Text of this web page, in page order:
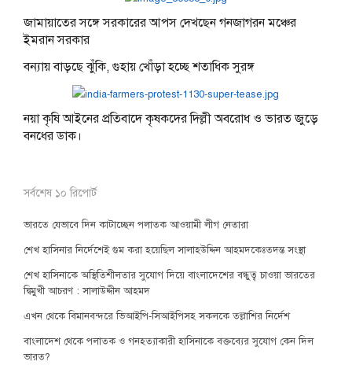
জামায়াতের সঙ্গে সরকারের আপস দেখছেন গনজাগরন মঞ্চের
ইমরান সরকার
বন্যায় বাড়ছে ঝুঁকি, গুহায় খোঁড়া হচ্ছে শতাধিক সুরঙ্গ
নয়া কৃষি আইনের প্রতিবাদে কৃষকদের দিল্লী অবরোধ ও ভারত জুড়ে
বনধের ডাক।
সর্বশেষ ১০ রিপোর্ট
ভারতে যেভাবে দিন কাটাচ্ছেন পলাতক আওয়ামী লীগ নেতারা
শেখ হাসিনার নির্দেশেই গুম করা হয়েছিল সালাহউদ্দিন আহমদকেঃতদন্ত সংস্থা
শেখ হাসিনাকে অস্থিতিশীলতার সুযোগ দিয়ে বাংলাদেশের বন্ধুত্ব চাওয়া ভারতের
দ্বিমুখী আচরণ : সালাউদ্দীন আহমদ
এখন থেকে বিমানবন্দরে ভিআইপি-সিআইপিসহ সকলকে তল্লাশির নির্দেশ
বাংলাদেশ থেকে পলাতক ও গনহত্যাকারী হাসিনাকে বক্তব্যের সুযোগ কেন দিল
ভারত?